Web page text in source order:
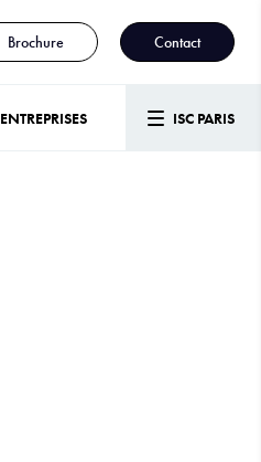
Brochure Contact
ENTREPRISES ISC PARIS